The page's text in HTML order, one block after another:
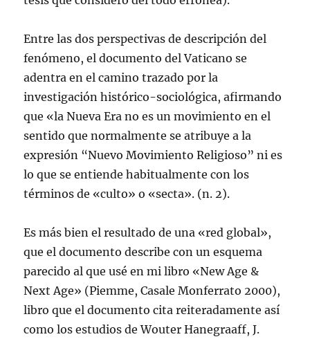
Entre las dos perspectivas de descripción del
fenómeno, el documento del Vaticano se
adentra en el camino trazado por la
investigación histórico-sociológica, afirmando
que «la Nueva Era no es un movimiento en el
sentido que normalmente se atribuye a la
expresión “Nuevo Movimiento Religioso” ni es
lo que se entiende habitualmente con los
términos de «culto» o «secta». (n. 2).
Es más bien el resultado de una «red global»,
que el documento describe con un esquema
parecido al que usé en mi libro «New Age &
Next Age» (Piemme, Casale Monferrato 2000),
libro que el documento cita reiteradamente así
como los estudios de Wouter Hanegraaff, J.